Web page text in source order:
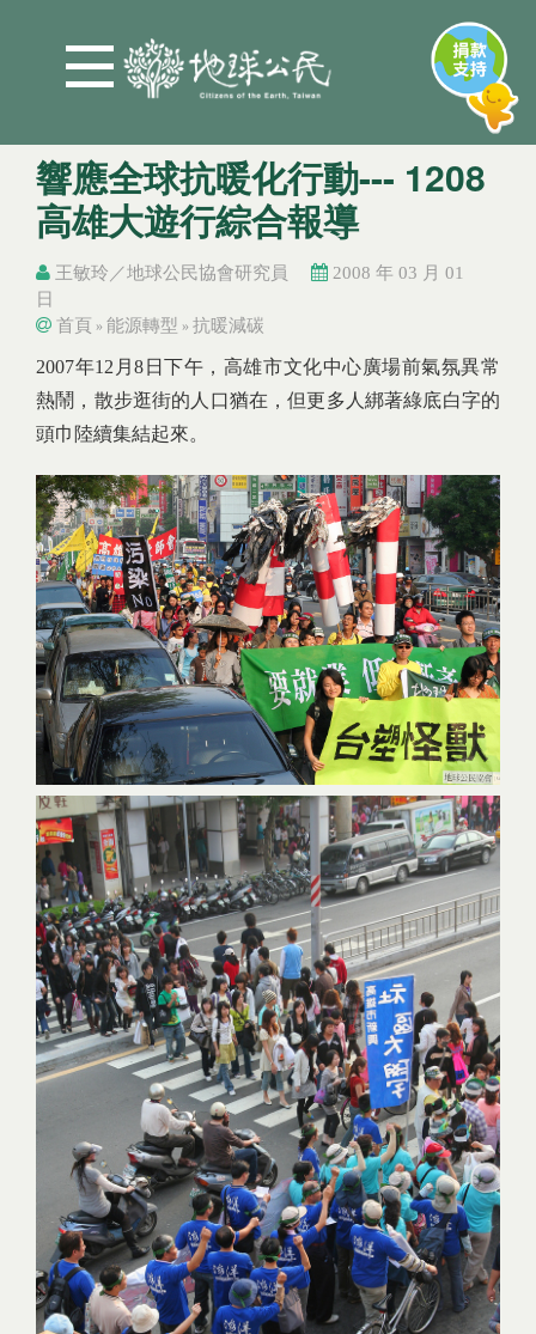
響應全球抗暖化行動--- 1208
高雄大遊行綜合報導
王敏玲／地球公民協會研究員
2008 年 03 月 01
日
您在這裡
首頁 » 能源轉型 » 抗暖減碳
您在這裡
2007年12月8日下午，高雄市文化中心廣場前氣氛異常
熱鬧，散步逛街的人口猶在，但更多人綁著綠底白字的
頭巾陸續集結起來。